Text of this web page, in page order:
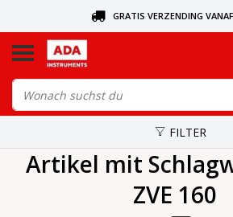
GRATIS VERZENDING
VANDAAG BESTELD, VANDAAG
FILTER
Artikel mit
ZVE 160